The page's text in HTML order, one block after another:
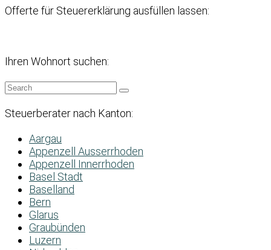
Offerte für Steuererklärung ausfüllen lassen:
Ihren Wohnort suchen:
Steuerberater nach Kanton:
Aargau
Appenzell Ausserrhoden
Appenzell Innerrhoden
Basel Stadt
Baselland
Bern
Glarus
Graubünden
Luzern